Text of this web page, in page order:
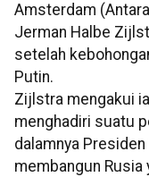
Amsterdam
Jerman Halbe
setelah
Putin.
Zijlstra mengakui
menghadiri suatu
dalamnya
membangun Rusia